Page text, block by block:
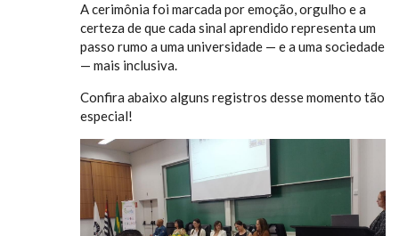
A cerimônia foi marcada por emoção, orgulho e a
certeza de que cada sinal aprendido representa um
passo rumo a uma universidade — e a uma sociedade
— mais inclusiva.
Confira abaixo alguns registros desse momento tão
especial!